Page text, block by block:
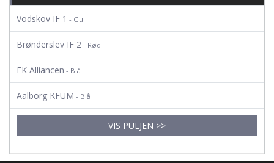
Vodskov IF 1 - Gul
Brønderslev IF 2 - Rød
FK Alliancen - Blå
Aalborg KFUM - Blå
VIS PULJEN >>